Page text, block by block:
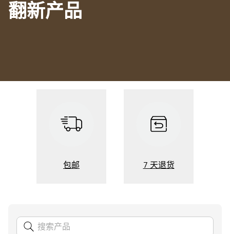
翻新产品
包邮 7 天退货